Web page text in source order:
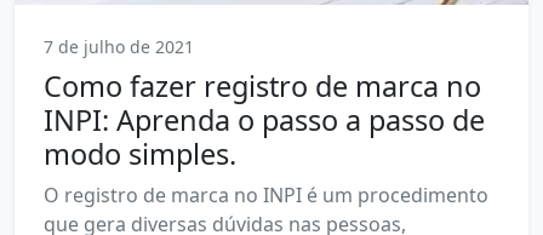
7 de julho de 2021
Como fazer registro de marca no
INPI: Aprenda o passo a passo de
modo simples.
O registro de marca no INPI é um procedimento
que gera diversas dúvidas nas pessoas,